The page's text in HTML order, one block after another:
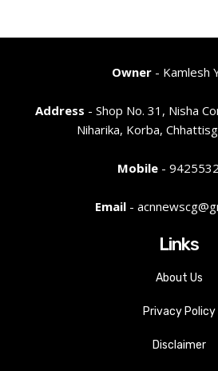
Owner- Kamlesh
Address - Shop No. 31, Nisha
Niharika, Korba,
Mobile-
Email-
Links
About Us
Privacy Policy
Disclaimer